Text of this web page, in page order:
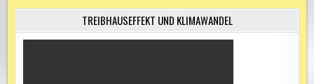
TREIBHAUSEFFEKT UND KLIMAWANDEL